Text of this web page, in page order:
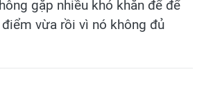
gặp nhiều khó khăn để để
vừa rồi vì nó không đủ